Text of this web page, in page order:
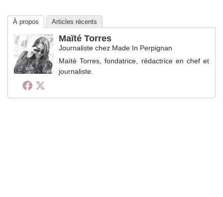
À propos Articles récents
Maïté Torres
Journaliste chez Made In Perpignan
Maïté Torres, fondatrice, rédactrice en chef et
journaliste.